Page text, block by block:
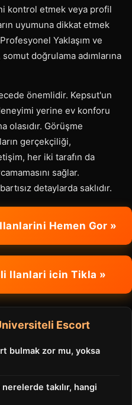
kontrol etmek veya profil
uyumuna dikkat etmek
Yaklaşım ve
doğrulama adımlarına
önemlidir. Kepsut'un
yerine ev konforu
olasıdır. Görüşme
gerçekçiliği,
her iki tarafın da
sağlar.
detaylarda saklıdır.
Hemen Gor »
Ilanlari icin Tikla »
Escort
bulmak zor mu, yoksa
takılır, hangi